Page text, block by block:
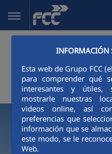
Saltar al contenido principal
INFORMACIÓN
Esta web de Grupo FCC
para comprender qué
interesantes y útiles,
mostrarle nuestras
videos online, así
preferencias que
información que se
este modo, se le
Web.